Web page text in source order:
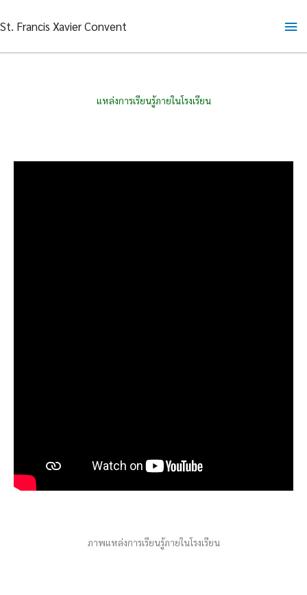
to
St. Francis Xavier Convent
แหล่งการเรียนรู้ภายในโรงเรียน
ภาพแหล่งการเรียนรู้ภายในโรงเรียน